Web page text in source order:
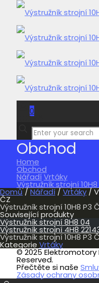
0
0,00 Kč
Obchod
Home
Obchod
NářadíVrtáky
Výstružník strojní 10H8
Domů/ Nářadí / Vrtáky /
ČZ
Výstružník strojní 10H8 P3
Související produkty
Výstružník strojní 8H8 04
Výstružník strojní 4H8
Výstružník strojní 10H8 P3
Kategorie Vrtáky
© 2025 Elektromotory
Reserved.
Přečtěte si naše
Zásady ochrany